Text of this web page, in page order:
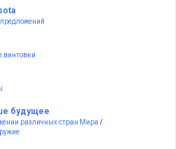
винтовки
будущее
различных стран Мира /